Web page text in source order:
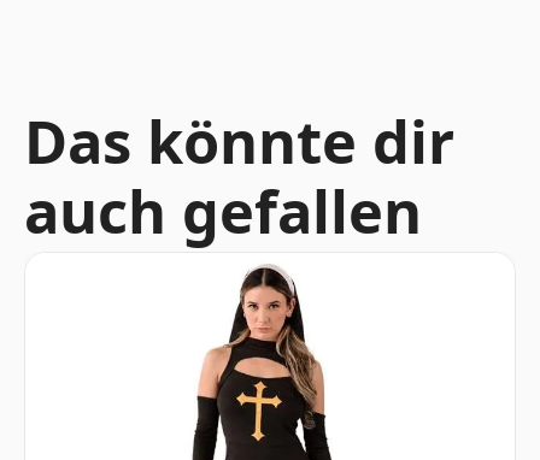
Das könnte dir
auch gefallen